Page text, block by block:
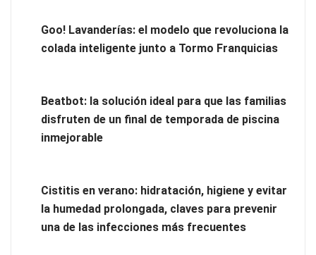
Goo! Lavanderías: el modelo que revoluciona la
colada inteligente junto a Tormo Franquicias
Beatbot: la solución ideal para que las familias
disfruten de un final de temporada de piscina
inmejorable
Cistitis en verano: hidratación, higiene y evitar
la humedad prolongada, claves para prevenir
una de las infecciones más frecuentes